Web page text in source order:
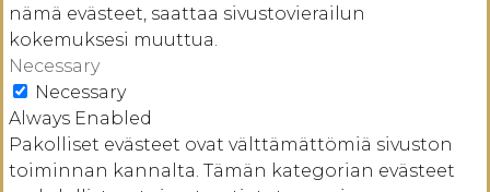
nämä evästeet, saattaa sivustovierailun
kokemuksesi muuttua.
Necessary
Necessary
Always Enabled
Pakolliset evästeet ovat välttämättömiä sivuston
toiminnan kannalta. Tämän kategorian evästeet